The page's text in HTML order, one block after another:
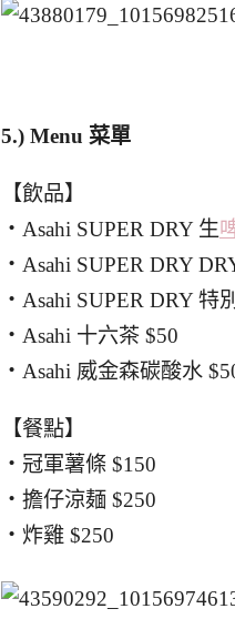
5.) Menu 菜單
【飲品】
・Asahi SUPER DRY 生
・Asahi SUPER DRY
・Asahi SUPER DRY 特
・Asahi 十六茶 $50
・Asahi 威金森碳酸水
【餐點】
・冠軍薯條 $150
・擔仔涼麺 $250
・炸雞 $250